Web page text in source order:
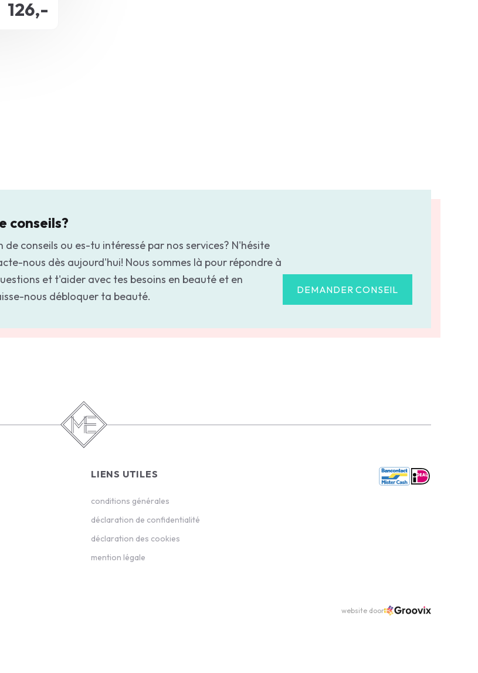
126,-
conseils?
de conseils ou es-tu intéressé par nos services? N'hésite
nous dès aujourd'hui! Nous sommes là pour répondre à
et t'aider avec tes besoins en beauté et en
nous débloquer ta beauté.
DEMANDER CONSEIL
LIENS UTILES
conditions générales
déclaration de confidentialité
déclaration des cookies
mention légale
website door